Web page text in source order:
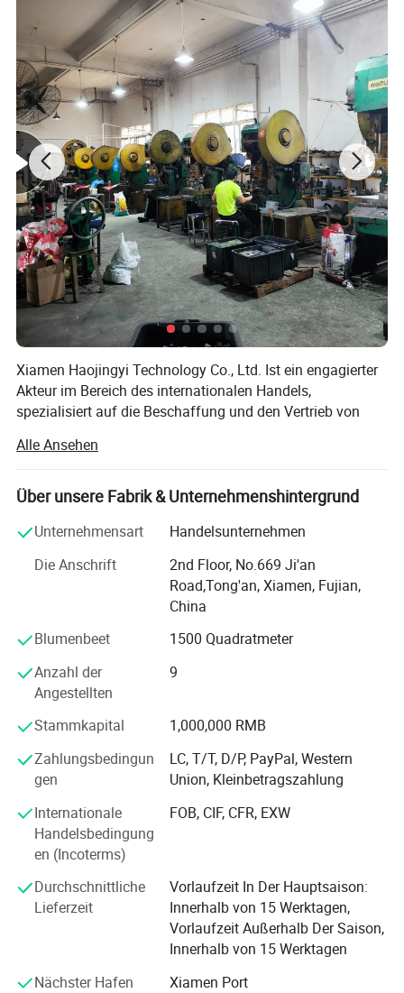
Sie unser Logo auf den Produkten hinzufügen? Ja, das können wir.
Nach Ihren Zeichnungen und Mustern für die Anpassung. 4. Was
ist Ihr MOQ? Was die Produkte, die in den Beständen vorhanden
sind. Die MOQ ist Nur 1 Stück 5. Darf ich eine Probe haben? Ja, wir
werden die Probe für Ihre Bestätigung vor der Massenbestellung
durchführen. Die Mustergebühr wird Ihnen auch nach der
Bestätigung der Massenbestellung zurückgegeben. 6. Was sind
Ihre Lieferbedingungen? FOB, EXW, CFR, CIF, DAP, FCA, DDP sind
alle verfügbar. 7. Was ist die normale Vorlaufzeit? 1.bereit zu
versenden:24 Stunden 2. Auf Bestellung: 25-35 Tage 3.Made auf
Bestellung, neue Formen und tiefe Verarbeitung erfordern: 50-75
Tage.
Xiamen Haojingyi Technology Co., Ltd. Ist ein engagierter
Akteur im Bereich des internationalen Handels,
spezialisiert auf die Beschaffung und den Vertrieb von
ermöglicht uns, im Import und Export eines umfassenden
Sortiments zu glänzen, einschließlich Brausystemen,
eleganten Weindekantern, Präzisions-Parfüm-
Flaschenverschichtungstechnologie und effizienter
Wurstfabrikate sowie einer Vielzahl von Grilllösungen.
Ausgestattet mit modernsten Automatisierungssystemen,
Spritzgießmaschinen und hochpräzisen
Laserschneidwerkzeugen sind wir stolz auf die
Hardwareprodukten. Unser Angebot umfasst
Bierflaschenverschließmaschinen, manuelle Weinkorker,
anspruchsvolle Parfüm-Verschließmaschinen, Edelstahl-
Rührpaddel und stilvolle Wein-Dekanter. Wir bieten auch
Penicillin Flaschen Verschließmaschinen, Zitronen-
Quetschmaschinen, Holzkohlegrills, Fleisch-Mixer, Wurst-
gestalteter Hardware-Elemente.
Unser Engagement für Qualität, Innovation und
sicher, dass jedes Produkt, das wir liefern, unser
Engagement für herausragende Technik und Design
widerspiegelt. Erleben Sie den Unterschied von Haojingyi,
während wir Ihr Unternehmen mit unserer
außergewöhnlichen Ausstattung und unserem
Alle Ansehen
Über unsere Fabrik & Unternehmenshintergrund
Unternehmensart
Handelsunternehmen
Die Anschrift
2nd Floor, No.669 Ji'an
Road,Tong'an, Xiamen, Fujian,
China
Blumenbeet
1500 Quadratmeter
Anzahl der
Angestellten
9
Stammkapital
1,000,000 RMB
Zahlungsbedingun
gen
LC, T/T, D/P, PayPal, Western
Union, Kleinbetragszahlung
Internationale
Handelsbedingung
en (Incoterms)
FOB, CIF, CFR, EXW
Durchschnittliche
Lieferzeit
Vorlaufzeit In Der Hauptsaison:
Innerhalb von 15 Werktagen,
Vorlaufzeit Außerhalb Der Saison,
Innerhalb von 15 Werktagen
Nächster Hafen
Xiamen Port